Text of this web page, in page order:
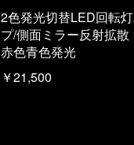
2色発光切替LED回転
プ/側面ミラー反射拡散
赤色青色発光
￥21,500